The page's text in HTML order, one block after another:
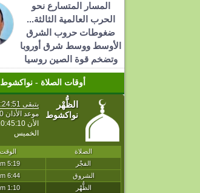
المسار المتسارع نحو
الحرب العالمية الثالثة...
ضغوطات حروب الشرق
الأوسط ووسط شرق أوروبا
وتضخم قوة الصين روسيا
أوقات الصلاة - نواكشوط